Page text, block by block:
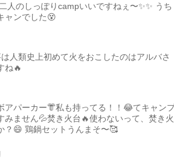
人のしっぽりcampいいですねぇ〜✨✨ うち
ャンでした😵
人類史上初めて火をおこしたのはアルバさ
ね🔥
アパーカー👘私も持ってる！！😂てキャン
みません💦焚き火台🔥使わないって、焚き火
？😄 鶏鍋セットうんまそ〜🥰